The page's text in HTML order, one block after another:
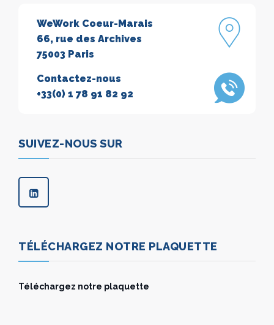
WeWork Coeur-Marais
66, rue des Archives
75003 Paris
Contactez-nous
+33(0) 1 78 91 82 92
SUIVEZ-NOUS SUR
TÉLÉCHARGEZ NOTRE PLAQUETTE
Téléchargez notre plaquette